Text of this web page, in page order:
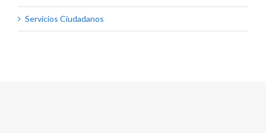
Servicios Ciudadanos